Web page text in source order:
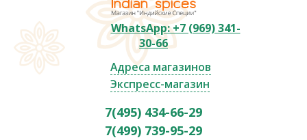
WhatsApp: +7 (969) 341-
30-66
Адреса магазинов
Экспресс-магазин
7(495) 434-66-29
7(499) 739-95-29